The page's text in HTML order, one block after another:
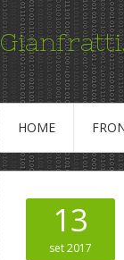
Conteudo para
HOME
13
set 2017